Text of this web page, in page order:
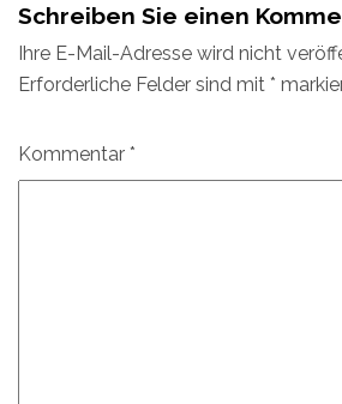
Schreiben Sie einen
Ihre E-Mail-Adresse wird nicht
Erforderliche Felder sind mit *
Kommentar *